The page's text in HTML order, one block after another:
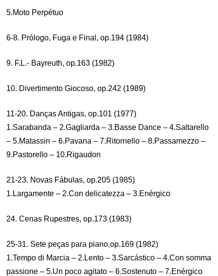
5.Moto Perpétuo
6-8. Prólogo, Fuga e Final, op.194 (1984)
9. F.L.- Bayreuth, op.163 (1982)
10. Divertimento Giocoso, op.242 (1989)
11-20. Danças Antigas, op.101 (1977)
1.Sarabanda – 2.Gagliarda – 3.Basse Dance – 4.Saltarello
– 5.Matassin – 6.Pavana – 7.Ritornello – 8.Passamezzo –
9.Pastorello – 10.Rigaudon
21-23. Novas Fábulas, op.205 (1985)
1.Largamente – 2.Con delicatezza – 3.Enérgico
24. Cenas Rupestres, op.173 (1983)
25-31. Sete peças para piano,op.169 (1982)
1.Tempo di Marcia – 2.Lento – 3.Sarcástico – 4.Con somma
passione – 5.Un poco agitato – 6.Sostenuto – 7.Enérgico